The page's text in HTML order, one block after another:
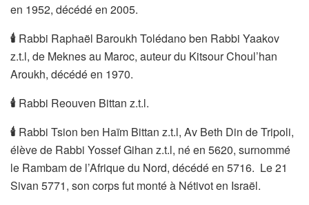
en 1952, décédé en 2005.
🕯 Rabbi Raphaël Baroukh Tolédano ben Rabbi Yaakov
z.t.l, de Meknes au Maroc, auteur du Kitsour Choul’han
Aroukh, décédé en 1970.
🕯 Rabbi Reouven Bittan z.t.l.
🕯 Rabbi Tsion ben Haïm Bittan z.t.l, Av Beth Din de Tripoli,
élève de Rabbi Yossef Gihan z.t.l, né en 5620, surnommé
le Rambam de l’Afrique du Nord, décédé en 5716. Le 21
Sivan 5771, son corps fut monté à Nétivot en Israël.